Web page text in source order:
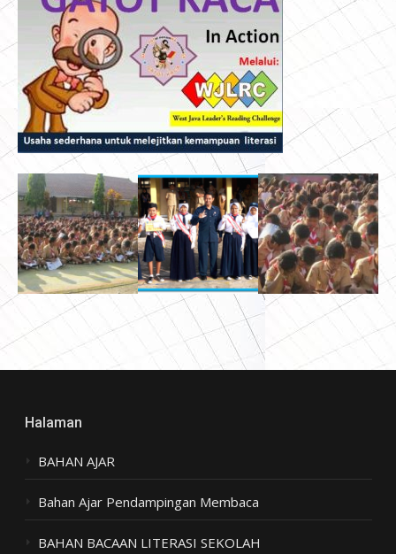
Halaman
BAHAN AJAR
Bahan Ajar Pendampingan Membaca
BAHAN BACAAN LITERASI SEKOLAH